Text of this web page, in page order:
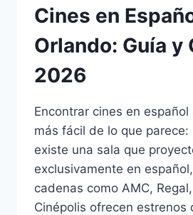
Cines en
Orlando: Guía y
2026
Encontrar cines en español
más fácil de lo que parece:
existe una sala que
exclusivamente en
cadenas como AMC,
Cinépolis ofrecen estrenos